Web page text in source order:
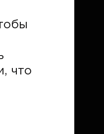
что